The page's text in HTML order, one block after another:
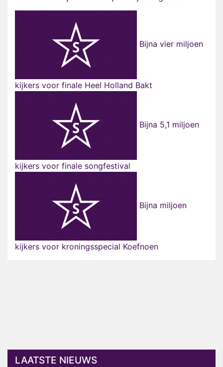
Bijna vier miljoen
kijkers voor finale Heel Holland Bakt
Bijna 5,1 miljoen
kijkers voor finale songfestival
Bijna miljoen
kijkers voor kroningsspecial Koefnoen
LAATSTE NIEUWS